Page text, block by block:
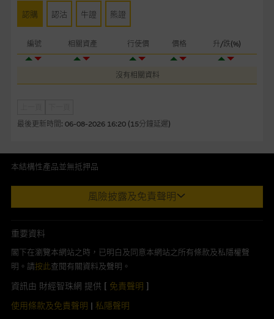
認購 認沽 牛證 熊證
編號 相關資產 行使價 價格 升/跌(%)
沒有相關資料
最後更新時間: 06-08-2026 16:20 (15分鐘延遲)
損失全部投資；而(ii)R類牛熊證之剩餘價值則可能為零。
網站連結
本網站或載有連接非由麥格理集團管理的網站的連結。此等連結
純為方便閣下取得更多關於市場上相關產品及機構的資訊。麥格
理集團對此等網站的內容及所介紹的產品或服務，均無任何操控
接的第三者查詢。此外，載有第三者網站的連結，不應視為該第
本網站雖連接第三者管理的網站，但麥格理集團並非授權網站瀏
經由本網站接觸到的軟件應用
用此等屬於第三者的軟件，須自負全責。此等軟件的使用，可能
受軟件持有人訂出的使用條款約束。
在法律容許的所有範圍內，麥格理集團概不承擔經由本網站使用
本結構性產品並無抵押品
此內容來自我們在所示日期時認為可靠之來源，且均以真誠提供。然
而，Macquarie Capital Limited (CE No. AAC 534)(「 MCL 」)不作陳
亦不為資料的準確程度、完整性及合時性負上責任。
本網址由香港證券及期貨事務監察委員會註冊交易商MCL提供。MCL為
本文所提及上市股份有關的Macquarie Bank Limited (ABN 46 008
及/或流通量提供者。本網站內容僅為香港居民設計，並只供香港市民使
用，不適用於美國人或其他國家之居民。本網址提供之任何資料包括任
風險披露及免責聲明
重要資料
閣下在瀏覽本網站之時，已明白及同意本網站之所有條款及私隱權聲
明。請按此查閱有關資料及聲明。
資訊由 財經智珠網 提供 [ 免責聲明 ]
使用條款及免責聲明 | 私隱聲明